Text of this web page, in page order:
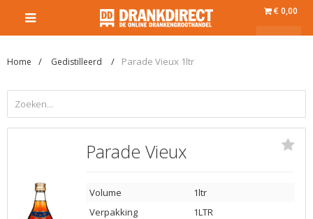
€ 0,00
Home Gedistilleerd Parade Vieux 1ltr
Parade Vieux
Volume
1ltr
Verpakking
1LTR